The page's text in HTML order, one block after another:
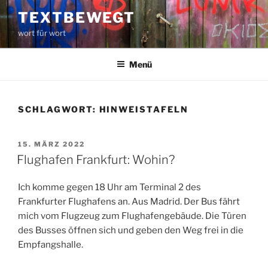
Zum
Inhalt
springen
TEXTBEWEGT
wort für wort
Menü
SCHLAGWORT: HINWEISTAFELN
VERÖFFENTLICHT
AM
15. MÄRZ 2022
Flughafen Frankfurt: Wohin?
Ich komme gegen 18 Uhr am Terminal 2 des
Frankfurter Flughafens an. Aus Madrid. Der Bus fährt
mich vom Flugzeug zum Flughafengebäude. Die Türen
des Busses öffnen sich und geben den Weg frei in die
Empfangshalle.